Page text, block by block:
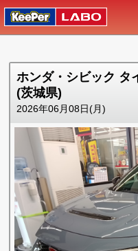
ホンダ・シビック
(茨城県)
2026年06月08日(月)